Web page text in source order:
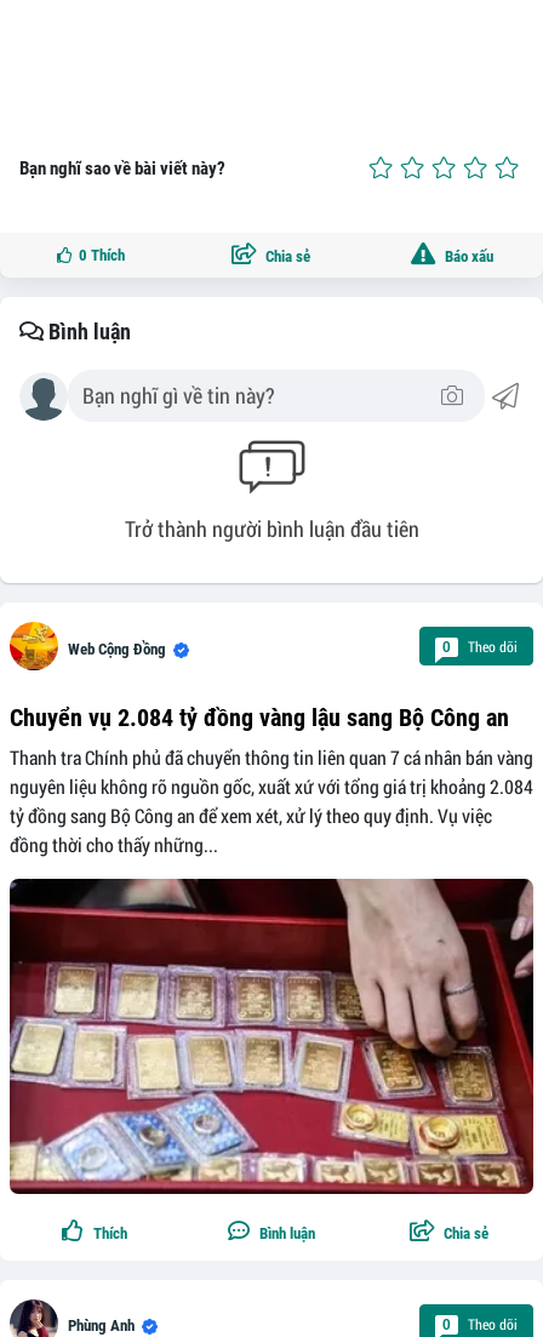
Bạn nghĩ sao về bài viết này?
0 Thích Chia sẻ Báo xấu
Bình luận
Trở thành người bình luận đầu tiên
Web Cộng Đồng 0 Theo dõi
Chuyển vụ 2.084 tỷ đồng vàng lậu sang Bộ Công an
Thanh tra Chính phủ đã chuyển thông tin liên quan 7 cá nhân bán vàng
nguyên liệu không rõ nguồn gốc, xuất xứ với tổng giá trị khoảng 2.084
tỷ đồng sang Bộ Công an để xem xét, xử lý theo quy định. Vụ việc
đồng thời cho thấy những...
Thích Bình luận Chia sẻ
Phùng Anh 0 Theo dõi